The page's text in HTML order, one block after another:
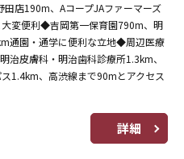
店190m、AコープJAファーマーズ
変便利◆吉岡第一保育園790m、明
通園・通学に便利な立地◆周辺医療
治皮膚科・明治歯科診療所1.3km、
1.4km、高渋線まで90mとアクセス
詳細